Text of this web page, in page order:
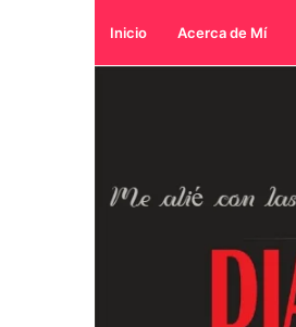
Inicio Acerca de Mí